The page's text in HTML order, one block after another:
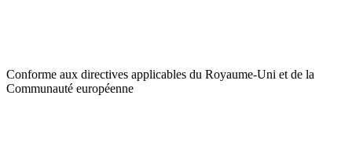
Conforme aux directives applicables du Royaume-Uni et de la
Communauté européenne